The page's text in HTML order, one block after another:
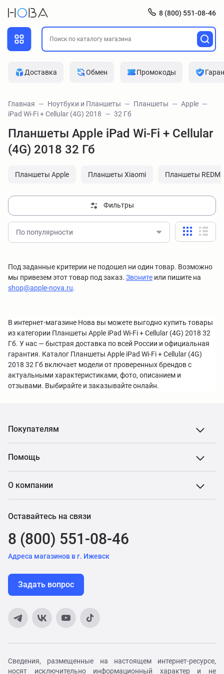
8 (800) 551-08-46
Доставка Обмен Промокоды
Главная Ноутбуки и Планшеты Планшеты
Apple
iPad Wi-Fi + Cellular (4G) 2018
32 Гб
Планшеты Apple iPad Wi-Fi + Cellular
(4G) 2018 32 Гб
Планшеты Apple Планшеты Xiaomi Планшеты REDMI
Фильтры
По популярности
Под заданные критерии не подошел ни один товар. Возможно
мы привезем этот товар под заказ. Звоните или пишите на
shop@apple-nova.ru.
В интернет-магазине Нова вы можете выгодно купить товары
из категории Планшеты Apple iPad Wi-Fi + Cellular (4G) 2018 32
Гб. У нас — быстрая доставка по всей России и официальная
гарантия. Каталог Планшеты Apple iPad Wi-Fi + Cellular (4G)
2018 32 Гб включает модели от проверенных брендов с
актуальными характеристиками, фото, описанием и
отзывами. Выбирайте и заказывайте онлайн.
Покупателям
Помощь
О компании
Оставайтесь на связи
8 (800) 551-08-46
Адреса магазинов в г. Ижевск
Задать вопрос
Сведения, размещенные на настоящем интернет-ресурсе,
носят исключительно информационный характер и не